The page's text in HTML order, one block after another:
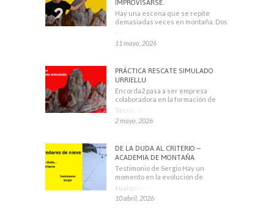
IMPROVISARSE.
Hay una escena que se repite
demasiadas veces en montaña. Dos
11 mayo, 2026
PRÁCTICA RESCATE SIMULADO
URRIELLU
Encorda2 pasa a ser empresa
colaboradora en la formación de
Técnicos Deportivos
2 mayo, 2026
DE LA DUDA AL CRITERIO –
ACADEMIA DE MONTAÑA
Testimonio de Sergio Hay un
momento en la evolución de
cualquier montañero
10 abril, 2026